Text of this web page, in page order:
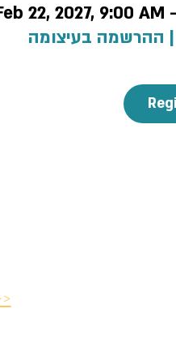
22, 2027, 9:00 AM
| ההרשמה בעיצומה